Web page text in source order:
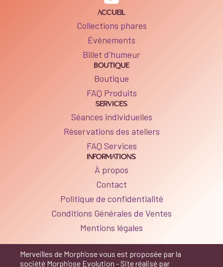
ACCUEIL
Collections phares
Évènements
Billet d’humeur
BOUTIQUE
Boutique
FAQ Produits
SERVICES
Séances individuelles
Réservations des ateliers
FAQ Services
INFORMATIONS
À propos
Contact
Politique de confidentialité
Conditions Générales de Ventes
Mentions légales
Merveilles de Morph’ose vous est proposée par la
société Morph’ose Evolution - Site réalisé par